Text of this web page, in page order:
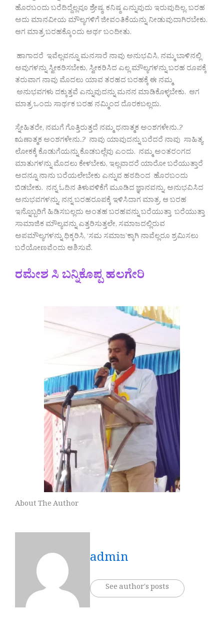
ಹೊರಬಂದು ಬರೆದಿದ್ದೆಲ್ಲವೂ ಶ್ರೇಷ್ಠ, ಕನಿಷ್ಠ ಎನ್ನುವುದು ಇರುವುದಿಲ್ಲ. ಬರಹ
ಅದು ಮಾನವೀಯ ಮೌಲ್ಯಗಳಿಗೆ ಜೀವಂತಿಕೆಯನ್ನು ನೀಡುವುದಾಗಿರಬೇಕು.
ಆಗ ಮಾತ್ರ ಬರಹಕ್ಕೊಂದು ಅರ್ಥ ಬಂದೀತು.
ಹಾಗಾದರೆ ಇವೆಲ್ಲವನ್ನೂ ಮನಸಾರೆ ನಾವು ಅನುಭವಿಸಿ, ನಮ್ಮ ಬಾಳಿನಲ್ಲಿ
ಅವುಗಳನ್ನು ಸ್ವೀಕರಿಸಬೇಕು, ಸ್ವೀಕರಿಸಿದ ಎಲ್ಲ ಮೌಲ್ಯಗಳನ್ನು ಬರಹ ರೂಪಕ್ಕೆ
ತರುವಾಗ ನಾವು ಮೊದಲು ಯಾವ ತರಹದ ಬರಹಕ್ಕೆ ಈ ನಮ್ಮ
ಅನುಭವಗಳು ದಕ್ಕುತ್ತವೆ ಎನ್ನುವುದನ್ನು ಮನನ ಮಾಡಿಕೊಳ್ಳಬೇಕು. ಆಗ
ಮಾತ್ರ ಒಂದು ಸಾರ್ಥಕ ಬರಹ ನಮ್ಮಿಂದ ದೊರಕಬಲ್ಲದು.
ಸ್ನೇಹಿತರೇ, ನಮಗೆ ಗೊತ್ತಿರುತ್ತದೆ ನಮ್ಮ ಧನಾತ್ಮಕ ಅಂಶಗಳೇನು..?
ಋಣಾತ್ಮಕ ಅಂಶಗಳೇನು..? ನಾವು ಯಾವುದನ್ನು ಬರೆದರೆ ನಾವು ಸಾಹಿತ್ಯ
ಲೋಕಕ್ಕೆ ಕೊಡುಗೆಯನ್ನು ಕೊಡಬಲ್ಲೆವು ಎಂದು. ನಮ್ಮ ಅಂತರಂಗದ
ಮಾತುಗಳನ್ನು ಮೊದಲು ಕೇಳಬೇಕು, ಇಲ್ಲವಾದರೆ ಯಾರೋ ಬರೆಯುತ್ತಾರೆ
ಅದನ್ನೂ ನಾನು ಬರೆಯಲೇಬೇಕು ಎನ್ನುವ ಹಠದಿಂದ ಹೊರಬಂದು
ಬಿಡಬೇಕು. ನನ್ನ ಓದಿನ ತಿಳುವಳಿಕೆಗೆ ಮೂಡಿದ ಜ್ಞಾನವನ್ನು, ಅನುಭವಿಸಿದ
ಅನುಭವಗಳನ್ನು, ನನ್ನ ಬರಹರೂಪಕ್ಕೆ ಇಳಿಸಿದಾಗ ಮಾತ್ರ. ಆ ಬರಹ
ಇನ್ನೊಬ್ಬರಿಗೆ ಹಿಡಿಸಬಲ್ಲದು ಅಂತಹ ಬರಹವನ್ನು ಬರೆಯುತ್ತಾ ಬರೆಯುತ್ತಾ
ಸಾಮಾಜಿಕ ಮೌಲ್ಯವನ್ನು ಎತ್ತರಿಸುತ್ತಲೇ, ಸಮಾಜದಲ್ಲಿರುವ
ಅಪಮೌಲ್ಯಗಳನ್ನು ಧಿಕ್ಕರಿಸಿ, ‘ಸಮ ಸಮಾಜ’ಕ್ಕಾಗಿ ನಾವೆಲ್ಲರೂ ಶ್ರಮಿಸಲು
ಬರೆಯೋಣವೆಂದು ಆಶಿಸುವೆ.
ರಮೇಶ ಸಿ ಬನ್ನಿಕೊಪ್ಪ ಹಲಗೇರಿ
About The Author
admin
See author's posts